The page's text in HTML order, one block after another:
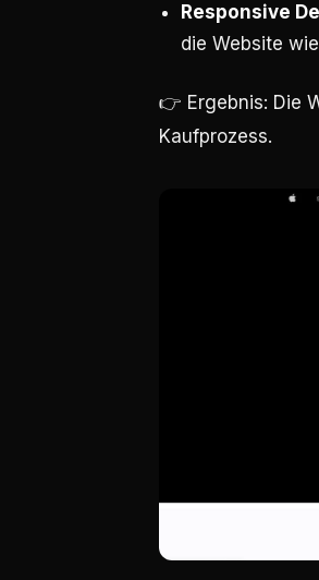
Responsive
die Website
👉 Ergebnis: Die
Kaufprozess.